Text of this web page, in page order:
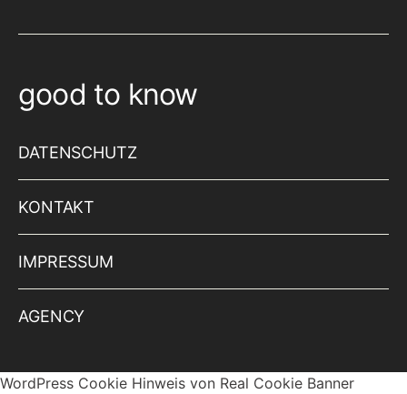
good to know
DATENSCHUTZ
KONTAKT
IMPRESSUM
AGENCY
WordPress Cookie Hinweis von Real Cookie Banner